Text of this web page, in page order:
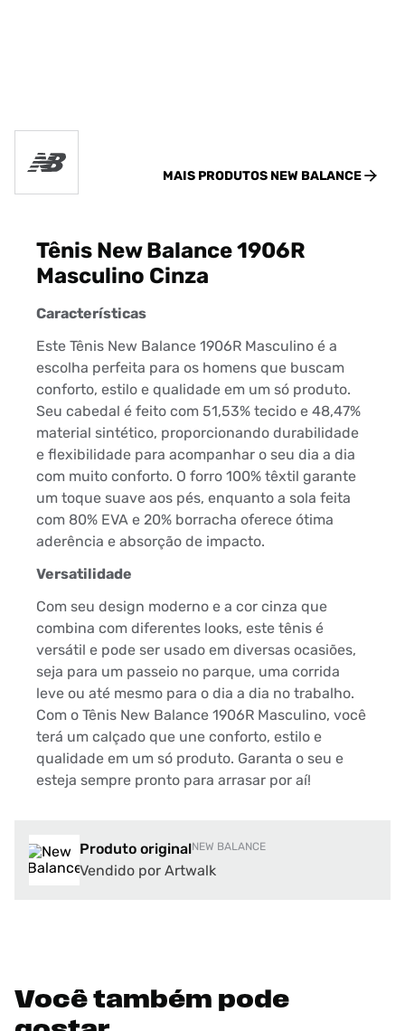
MAIS PRODUTOS NEW BALANCE
Tênis New Balance 1906R
Masculino Cinza
Características
Este Tênis New Balance 1906R Masculino é a
escolha perfeita para os homens que buscam
conforto, estilo e qualidade em um só produto.
Seu cabedal é feito com 51,53% tecido e 48,47%
material sintético, proporcionando durabilidade
e flexibilidade para acompanhar o seu dia a dia
com muito conforto. O forro 100% têxtil garante
um toque suave aos pés, enquanto a sola feita
com 80% EVA e 20% borracha oferece ótima
aderência e absorção de impacto.
Versatilidade
Com seu design moderno e a cor cinza que
combina com diferentes looks, este tênis é
versátil e pode ser usado em diversas ocasiões,
seja para um passeio no parque, uma corrida
leve ou até mesmo para o dia a dia no trabalho.
Com o Tênis New Balance 1906R Masculino, você
terá um calçado que une conforto, estilo e
qualidade em um só produto. Garanta o seu e
esteja sempre pronto para arrasar por aí!
Produto originalNEW BALANCE
Vendido por Artwalk
Você também pode